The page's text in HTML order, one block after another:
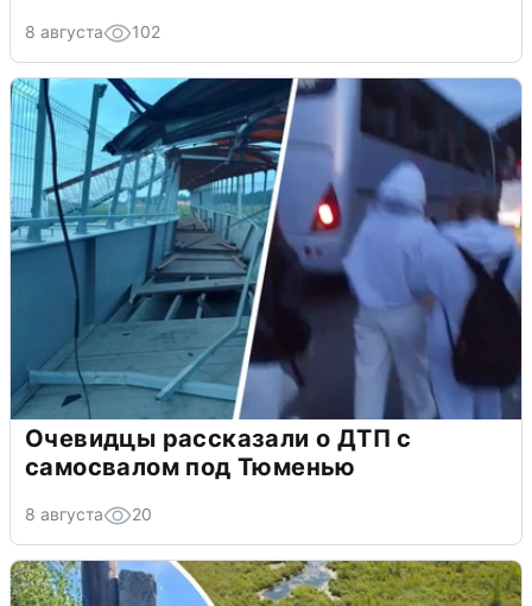
8 августа 102
Очевидцы рассказали о ДТП с
самосвалом под Тюменью
8 августа 20